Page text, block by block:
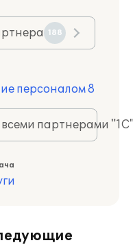
188
персоналом 8
партнерами